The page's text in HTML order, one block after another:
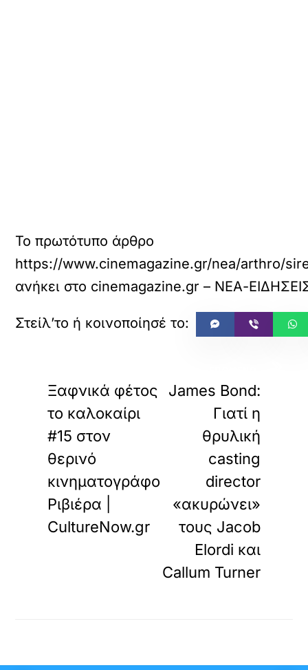
Το πρωτότυπο άρθρο
https://www.cinemagazine.gr/nea/arthro/
ανήκει στο cinemagazine.gr – ΝΕΑ-
Ξαφνικά φέτος
το καλοκαίρι
#15 στον
θερινό
κινηματογράφο
Ριβιέρα |
CultureNow.gr
James Bond:
Γιατί η
θρυλική
casting
director
«ακυρώνει»
τους Jacob
Elordi και
Callum Turner